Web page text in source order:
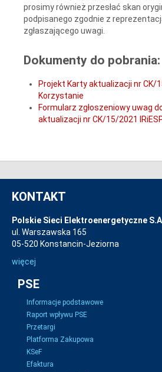
prosimy również przesłać skan
podpisanego zgodnie z
zgłaszającego uwagi.
Dokumenty do pobrania:
Projekt Karty aktualizacji nr CK/
Korzystanie
Formularz zgłoszeniowy uwag
aktualizacji nr CK/15/2021
KONTAKT
Polskie Sieci Elektroenergetyczne
ul. Warszawska 165
05-520 Konstancin-Jeziorna
więcej
PSE
Informacje podstawowe
Raport wpływu PSE
Przetargi
Platforma Zakupowa
KSeF
Efaktura